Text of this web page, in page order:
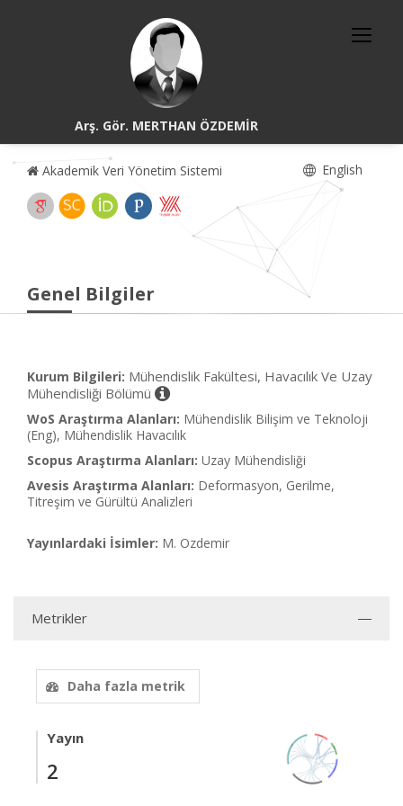
Arş. Gör. MERTHAN ÖZDEMİR
Akademik Veri Yönetim Sistemi English
Genel Bilgiler
Kurum Bilgileri: Mühendislik Fakültesi, Havacılık Ve Uzay
Mühendisliği Bölümü
WoS Araştırma Alanları: Mühendislik Bilişim ve Teknoloji
(Eng), Mühendislik Havacılık
Scopus Araştırma Alanları: Uzay Mühendisliği
Avesis Araştırma Alanları: Deformasyon, Gerilme,
Titreşim ve Gürültü Analizleri
Yayınlardaki İsimler: M. Ozdemir
Metrikler
Daha fazla metrik
Yayın
2